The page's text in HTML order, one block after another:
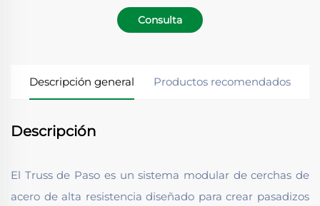
Consulta
Descripción general Productos recomendados
Descripción
El Truss de Paso es un sistema modular de cerchas de
acero de alta resistencia diseñado para crear pasadizos